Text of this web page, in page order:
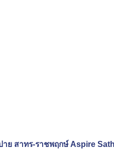
ย สาทร-ราชพฤกษ์ Aspire